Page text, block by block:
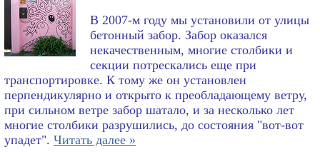
В 2007-м году мы установили от улицы
бетонный забор. Забор оказался
некачественным, многие столбики и
секции потрескались еще при
транспортировке. К тому же он установлен
перпендикулярно и открыто к преобладающему ветру,
при сильном ветре забор шатало, и за несколько лет
многие столбики разрушились, до состояния "вот-вот
упадет". Читать далее »